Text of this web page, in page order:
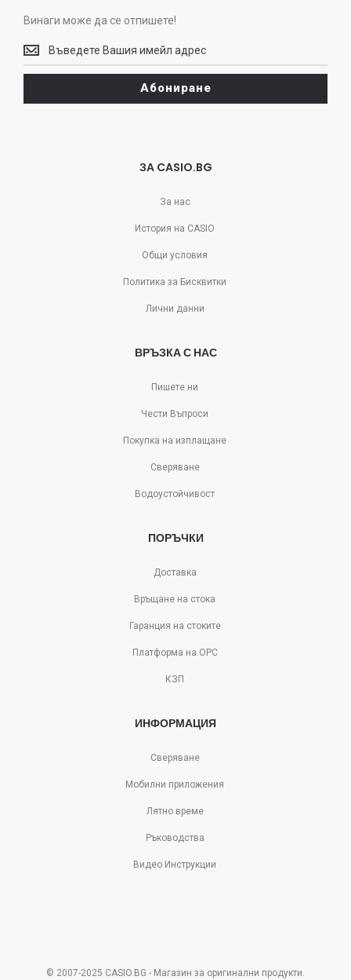
Винаги може да се отпишете!
Винаги
може
да
отпишете!
Абониране
ЗА CASIO.BG
За нас
История на CASIO
Общи условия
Политика за Бисквитки
Лични данни
ВРЪЗКА С НАС
Пишете ни
Чести Въпроси
Покупка на изплащане
Сверяване
Водоустойчивост
ПОРЪЧКИ
Доставка
Връщане на стока
Гаранция на стоките
Платформа на ОРС
КЗП
ИНФОРМАЦИЯ
Сверяване
Мобилни приложения
Лятно време
Ръководства
Видео Инструкции
© 2007-2025 CASIO.BG - Магазин за оригинални продукти.